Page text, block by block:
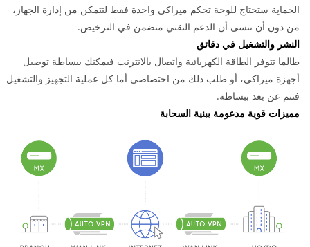
الحماية ستحتاج للوحة تحكم ميراكي واحدة فقط لتتمكن من إدارة الجهاز،
من دون أن ننسى أن الدعم التقني متضمن في الترخيص.
النشر والتشغيل في دقائق
طالما تتوفر الطاقة الكهربائية واتصال بالانترنت فيمكنك ببساطة توصيل
أجهزة ميراكي، أو طلب ذلك من اختصاصي أما كل عملية التجهيز والتشغيل
فتتم عن بعد ببساطة.
مميزات قوية مدعومة ببنية السحابة